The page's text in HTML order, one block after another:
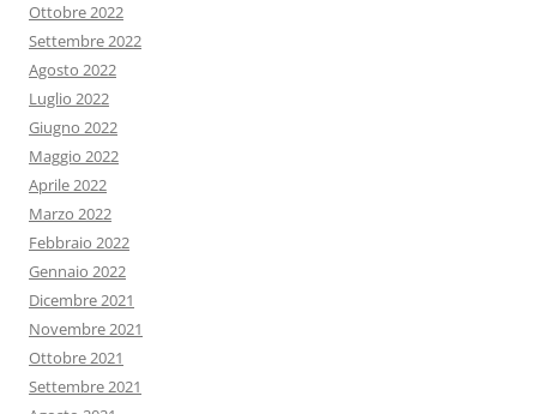
Ottobre 2022
Settembre 2022
Agosto 2022
Luglio 2022
Giugno 2022
Maggio 2022
Aprile 2022
Marzo 2022
Febbraio 2022
Gennaio 2022
Dicembre 2021
Novembre 2021
Ottobre 2021
Settembre 2021